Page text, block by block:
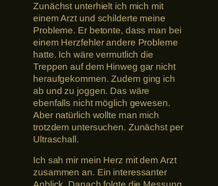
Zunächst unterhielt ich mich mit
einem Arzt und schilderte meine
Probleme. Er betonte, dass man bei
einem Herzfehler andere Probleme
hatte. Ich wäre vermutlich die
Treppen auf dem Hinweg gar nicht
heraufgekommen. Zudem ging ich
ab und zu joggen. Das wäre
ebenfalls nicht möglich gewesen.
Aber natürlich wollte man mich
trotzdem untersuchen. Zunächst per
Ultraschall.
Ich sah mir mein Herz mit dem Arzt
zusammen an. Ein interessanter